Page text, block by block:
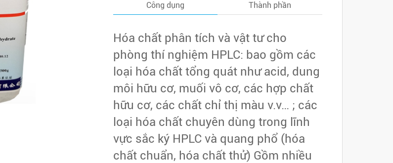
Công dụng Thành phần
Hóa chất phân tích và vật tư cho
phòng thí nghiệm HPLC: bao gồm các
loại hóa chất tổng quát như acid, dung
môi hữu cơ, muối vô cơ, các hợp chất
hữu cơ, các chất chỉ thị màu v.v… ; các
loại hóa chất chuyên dùng trong lĩnh
vực sắc ký HPLC và quang phổ (hóa
chất chuẩn, hóa chất thử) Gồm nhiều